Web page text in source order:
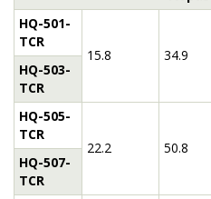
HQ-501-
TCR
15.8 34.9
HQ-503-
TCR
HQ-505-
TCR
22.2 50.8
HQ-507-
TCR